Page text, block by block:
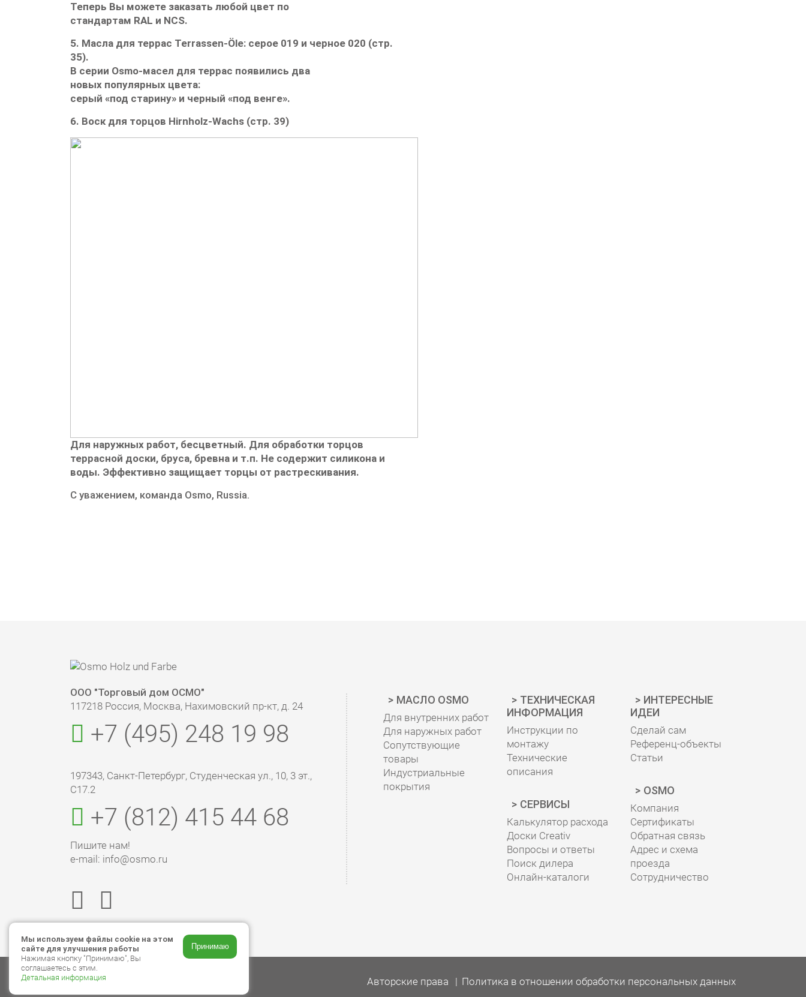
Теперь Вы можете заказать любой цвет по
стандартам RAL и NCS.
5. Масла для террас Terrassen-Öle: серое 019 и черное 020 (стр.
35).
В серии Osmo-масел для террас появились два
новых популярных цвета:
серый «под старину» и черный «под венге».
6. Воск для торцов Hirnholz-Wachs (стр. 39)
Для наружных работ, бесцветный. Для обработки торцов
террасной доски, бруса, бревна и т.п. Не содержит силикона и
воды. Эффективно защищает торцы от растрескивания.
С уважением, команда Osmo, Russia.
ООО "Торговый дом ОСМО"
117218 Россия, Москва, Нахимовский пр-кт, д. 24
+7 (495) 248 19 98
197343, Санкт-Петербург, Студенческая ул., 10, 3 эт.,
С17.2
+7 (812) 415 44 68
Пишите нам!
e-mail: info@osmo.ru
МАСЛО OSMO
Для внутренних работ
Для наружных работ
Сопутствующие
товары
Индустриальные
покрытия
ТЕХНИЧЕСКАЯ
ИНФОРМАЦИЯ
Инструкции по
монтажу
Технические
описания
СЕРВИСЫ
Калькулятор расхода
Доски Creativ
Вопросы и ответы
Поиск дилера
Онлайн-каталоги
ИНТЕРЕСНЫЕ
ИДЕИ
Сделай сам
Референц-объекты
Статьи
OSMO
Компания
Сертификаты
Обратная связь
Адрес и схема
проезда
Сотрудничество
© 2026 ООО «Торговый дом ОСМО» Авторские права Политика в отношении обработки персональных данных
Мы используем файлы cookie на этом
сайте для улучшения работы
Нажимая кнопку "Принимаю", Вы
соглашаетесь с этим.
Детальная информация
Принимаю